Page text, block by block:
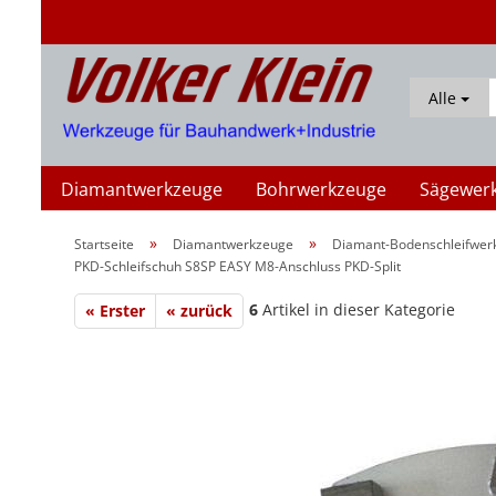
Alle
Diamantwerkzeuge
Asphalt / abrasiv
Bohrwerkzeuge
Startseite » Diamantwerkzeuge » Diamant-
PKD-Schleifschuh S8SP EASY M8-Anschluss PKD-Split
« Erster « zurück 6 Artikel in dieser Kategorie